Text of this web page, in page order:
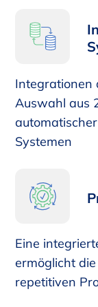
Integrationen
Auswahl aus
Systemen
Eine
ermöglicht
repetitiven